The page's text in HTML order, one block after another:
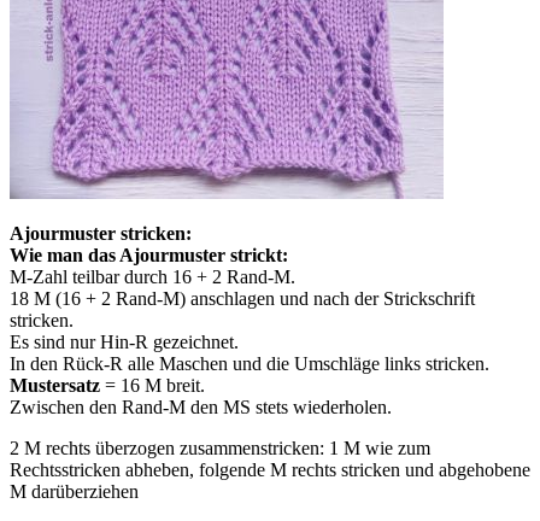
Ajourmuster stricken:
Wie man das Ajourmuster strickt:
M-Zahl teilbar durch 16 + 2 Rand-M.
18 M (16 + 2 Rand-M) anschlagen und nach der Strickschrift
stricken.
Es sind nur Hin-R gezeichnet.
In den Rück-R alle Maschen und die Umschläge links stricken.
Mustersatz = 16 M breit.
Zwischen den Rand-M den MS stets wiederholen.
2 M rechts überzogen zusammenstricken: 1 M wie zum
Rechtsstricken abheben, folgende M rechts stricken und abgehobene
M darüberziehen